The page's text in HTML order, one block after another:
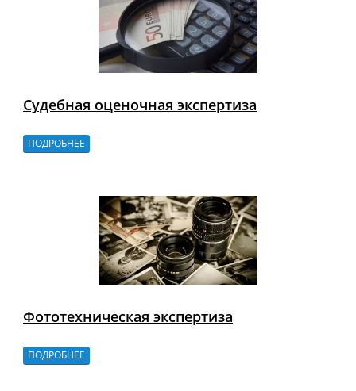
Судебная оценочная экспертиза
ПОДРОБНЕЕ
Фототехническая экспертиза
ПОДРОБНЕЕ